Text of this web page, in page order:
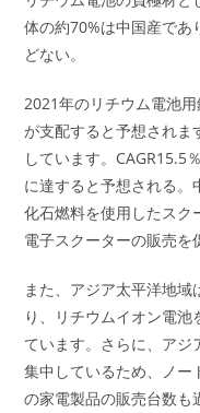
体の約70%は中国産であ
どない。
2021年のリチウム電池
が支配すると予想されま
しています。CAGR15.5
に達すると予想される
化石燃料を使用したスク
電子スクーターの販売を
また、アジア太平洋地
り、リチウムイオン電
ています。さらに、ア
集中しているため、ノー
の家電製品の販売台数も